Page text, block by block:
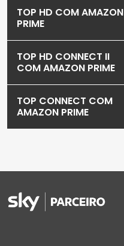
TOP HD COM AMAZON
PRIME
TOP HD CONNECT II
COM AMAZON PRIME
TOP CONNECT COM
AMAZON PRIME